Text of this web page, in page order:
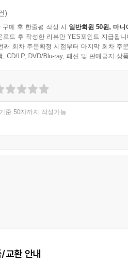
)
구매 후 한줄평 작성 시 일반회원 50원, 마니
로드 후 작성한 리뷰만 YES포인트 지급됩니
째 회차 주문확정 시점부터 마지막 회차 주
, CD/LP, DVD/Blu-ray, 패션 및 판매금지 상
준 50자까지 작성가능
교환 안내